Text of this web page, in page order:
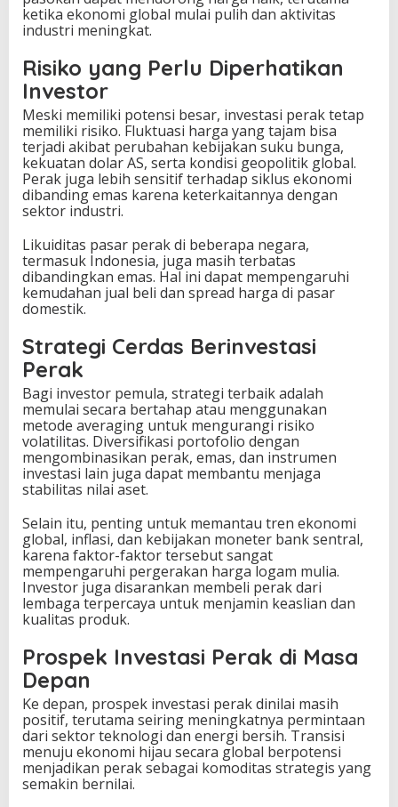
ketika ekonomi global mulai pulih dan aktivitas
industri meningkat.
Risiko yang Perlu Diperhatikan
Investor
Meski memiliki potensi besar, investasi perak tetap
memiliki risiko. Fluktuasi harga yang tajam bisa
terjadi akibat perubahan kebijakan suku bunga,
kekuatan dolar AS, serta kondisi geopolitik global.
Perak juga lebih sensitif terhadap siklus ekonomi
dibanding emas karena keterkaitannya dengan
sektor industri.
Likuiditas pasar perak di beberapa negara,
termasuk Indonesia, juga masih terbatas
dibandingkan emas. Hal ini dapat mempengaruhi
kemudahan jual beli dan spread harga di pasar
domestik.
Strategi Cerdas Berinvestasi
Perak
Bagi investor pemula, strategi terbaik adalah
memulai secara bertahap atau menggunakan
metode averaging untuk mengurangi risiko
volatilitas. Diversifikasi portofolio dengan
mengombinasikan perak, emas, dan instrumen
investasi lain juga dapat membantu menjaga
stabilitas nilai aset.
Selain itu, penting untuk memantau tren ekonomi
global, inflasi, dan kebijakan moneter bank sentral,
karena faktor-faktor tersebut sangat
mempengaruhi pergerakan harga logam mulia.
Investor juga disarankan membeli perak dari
lembaga terpercaya untuk menjamin keaslian dan
kualitas produk.
Prospek Investasi Perak di Masa
Depan
Ke depan, prospek investasi perak dinilai masih
positif, terutama seiring meningkatnya permintaan
dari sektor teknologi dan energi bersih. Transisi
menuju ekonomi hijau secara global berpotensi
menjadikan perak sebagai komoditas strategis yang
semakin bernilai.